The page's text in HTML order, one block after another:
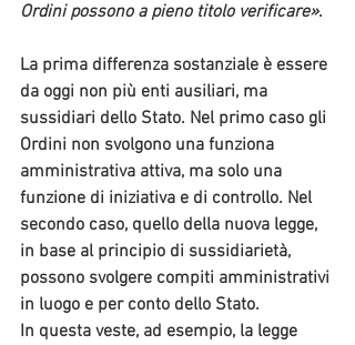
Ordini possono a pieno titolo verificare».
La prima differenza sostanziale è essere
da oggi non più enti ausiliari, ma
sussidiari dello Stato. Nel primo caso gli
Ordini non svolgono una funziona
amministrativa attiva, ma solo una
funzione di iniziativa e di controllo. Nel
secondo caso, quello della nuova legge,
in base al principio di sussidiarietà,
possono svolgere compiti amministrativi
in luogo e per conto dello Stato.
In questa veste, ad esempio, la legge